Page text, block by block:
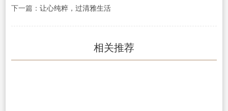
下一篇： 让心纯粹，过清雅生活
相关推荐